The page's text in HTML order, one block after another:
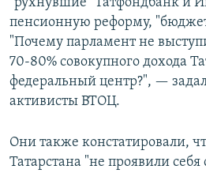
"рухнувшие" Татфондбанк и
пенсионную реформу,
"Почему парламент не
70-80% совокупного дохода
федеральный центр?", —
активисты ВТОЦ.
Они также констатировали,
Татарстана "не проявили